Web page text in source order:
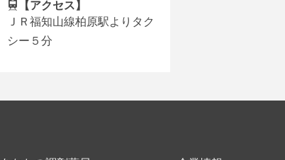
【アクセス】
ＪＲ福知山線柏原駅よりタク
シー５分